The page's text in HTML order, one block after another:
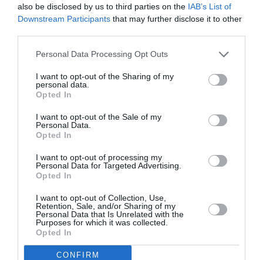
also be disclosed by us to third parties on the IAB’s List of
Downstream Participants that may further disclose it to other
Personal Data Processing Opt Outs
I want to opt-out of the Sharing of my
personal data.
Opted In
I want to opt-out of the Sale of my
Personal Data.
Opted In
I want to opt-out of processing my
Personal Data for Targeted Advertising.
Opted In
I want to opt-out of Collection, Use,
Retention, Sale, and/or Sharing of my
Personal Data that Is Unrelated with the
Purposes for which it was collected.
Opted In
CONFIRM
DERNIERS COMMENTAIRES
Aviation a commenté l'article :
Partenariat Malaysia Airlines – SNCF : une offre
intermodale entre Paris-CDG et 27 gares françaises
NDRa commenté l'article :
Aéroports du Maroc : la carte d’embarquement passe
au tout numérique avec Pax Check